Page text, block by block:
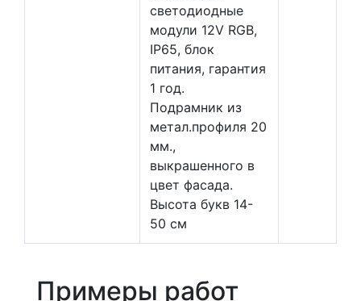
светодиодные
модули 12V RGB,
IP65, блок
питания, гарантия
1 год.
Подрамник из
метал.профиля 20
мм.,
выкрашенного в
цвет фасада.
Высота букв 14-
50 см
Примеры работ